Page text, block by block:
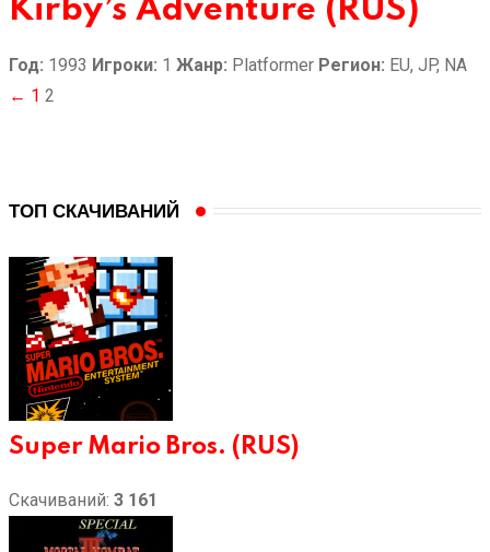
Kirby’s Adventure (RUS)
Год: 1993 Игроки: 1 Жанр: Platformer Регион: EU, JP, NA
Пагинация
← 1 2
ТОП СКАЧИВАНИЙ
Super Mario Bros. (RUS)
Скачиваний: 3 161